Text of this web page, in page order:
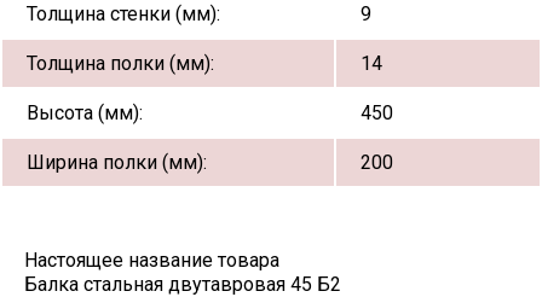
Толщина стенки (мм): 9
Толщина полки (мм): 14
Высота (мм): 450
Ширина полки (мм): 200
Настоящее название товара
Балка стальная двутавровая 45 Б2